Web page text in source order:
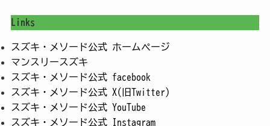
Links
スズキ・メソード公式 ホームページ
マンスリースズキ
スズキ・メソード公式 facebook
スズキ・メソード公式 X(旧Twitter)
スズキ・メソード公式 YouTube
スズキ・メソード公式 Instagram